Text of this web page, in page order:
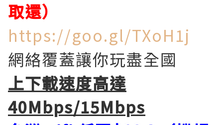
取還）
https://goo.gl/TXoH1j
網絡覆蓋讓你玩盡全國
上下載速度高達
40Mbps/15Mbps